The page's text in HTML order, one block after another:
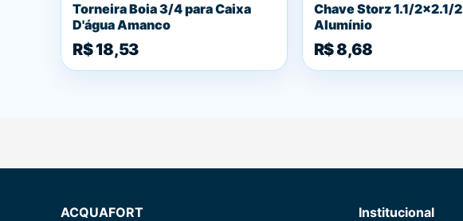
Torneira Boia 3/4 para Caixa
D'água Amanco
R$ 18,53
Chave Storz 1.1/2x2.1/2
Alumínio
R$ 8,68
ACQUAFORT Institucional